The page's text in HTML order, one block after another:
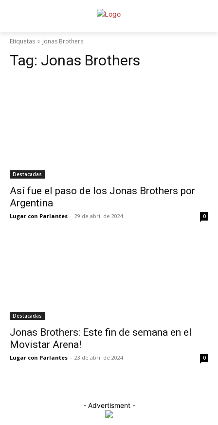
Etiquetas Jonas Brothers
Tag: Jonas Brothers
Destacadas
Así fue el paso de los Jonas Brothers por
Argentina
Lugar con Parlantes - 29 de abril de 2024 0
Destacadas
Jonas Brothers: Este fin de semana en el
Movistar Arena!
Lugar con Parlantes - 23 de abril de 2024 0
- Advertisment -